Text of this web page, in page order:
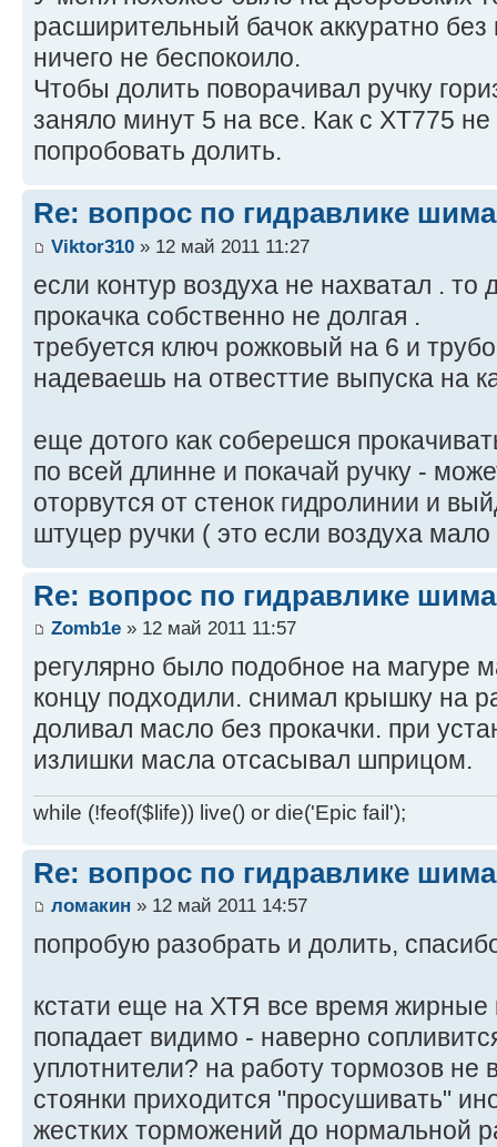
расширительный бачок аккуратно
ничего не беспокоило.
Чтобы долить поворачивал ручку
заняло минут 5 на все. Как с XT775
попробовать долить.
Re: вопрос по гидравлике
Viktor310 » 12 май 2011 11:27
если контур воздуха не нахватал . то
прокачка собственно не долгая .
требуется ключ рожковый на 6 и
надеваешь на отвесттие выпуска на
еще дотого как соберешся
по всей длинне и покачай ручку -
оторвутся от стенок гидролинии и
штуцер ручки ( это если воздуха
Re: вопрос по гидравлике
Zomb1e » 12 май 2011 11:57
регулярно было подобное на магуре
концу подходили. снимал крышку на
доливал масло без прокачки. при
излишки масла отсасывал шприцом.
while (!feof($life)) live() or die('Epic fail');
Re: вопрос по гидравлике
ломакин » 12 май 2011 14:57
попробую разобрать и долить,
кстати еще на ХТЯ все время жирные
попадает видимо - наверно
уплотнители? на работу тормозов не
стоянки приходится "просушивать"
жестких торможений до нормальной